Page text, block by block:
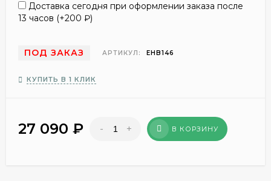
Доставка сегодня при оформлении заказа после
13 часов (+200 ₽)
ПОД ЗАКАЗ АРТИКУЛ: EHB146
КУПИТЬ В 1 КЛИК
27 090 ₽ - + В КОРЗИНУ